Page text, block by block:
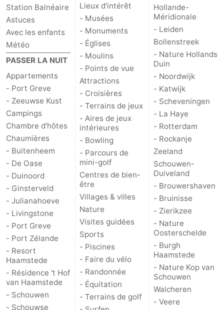
Middelburg
Météo
Contact
Station Balnéaire
Astuces
Avec les enfants
Météo
PASSER LA NUIT
Appartements
- Port Greve
- Zeeuwse Kust
Campings
Chambre d'hôtes
Chaumières
- Buitenheem
- De Oase
- Duinoord
- Ginsterveld
- Julianahoeve
- Livingstone
- Port Greve
- Port Zélande
- Resort
Haamstede
- Résidence 't Hof
van Haamstede
- Schouwen
- Schouwse
Lieux d'intérêt
- Musées
- Monuments
- Églises
- Moulins
- Points de vue
Attractions
- Croisières
- Terrains de jeux
- Aires de jeux
intérieures
- Bowling
- Parcours de
mini-golf
Centres de bien-
être
Villages & villes
Nature
Visites guidées
Sports
- Piscines
- Faire du vélo
- Randonnée
- Équitation
- Terrains de golf
Hollande-
Méridionale
- Leiden
Bollenstreek
- Nature Hollands
Duin
- Noordwijk
- Katwijk
- Scheveningen
- La Haye
- Rotterdam
- Rockanje
Zeeland
Schouwen-
Duiveland
- Brouwershaven
- Bruinisse
- Zierikzee
- Nature
Oosterschelde
- Burgh
Haamstede
- Nature Kop van
Schouwen
Walcheren
- Veere